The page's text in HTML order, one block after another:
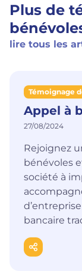
Plus de
lire tous les
Témoignage
Appel à
27/08/2024
Rejoignez
bénévoles
société à
bancaire